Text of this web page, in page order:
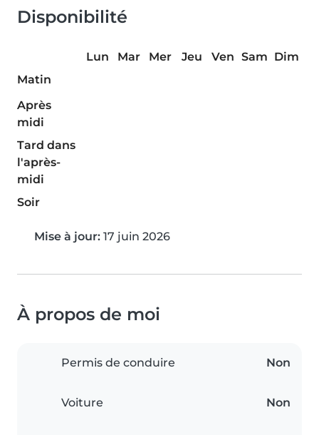
Disponibilité
Lun Mar Mer Jeu Ven Sam Dim
Matin
Après
midi
Tard dans
l'après-
midi
Soir
Mise à jour: 17 juin 2026
À propos de moi
Permis de conduire Non
Voiture Non